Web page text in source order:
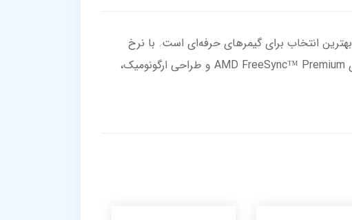
آماده تغییر سطح بازی خود هستید؟ مانیتور گیمینگ 23.8 اینچ ایسوس مدل TUF GAMING VG249QM1A بهترین انتخاب برای گیمرهای حرفه‌ای است. با نرخ
تازه‌سازی بی‌نظیر 270 هرتز و زمان پاسخ‌دهی سریع 1ms، تجربه‌ای روان و بدون لگ را تجربه کنید. تکنولوژی AMD FreeSync™ Premium و طراحی ارگونومیک،